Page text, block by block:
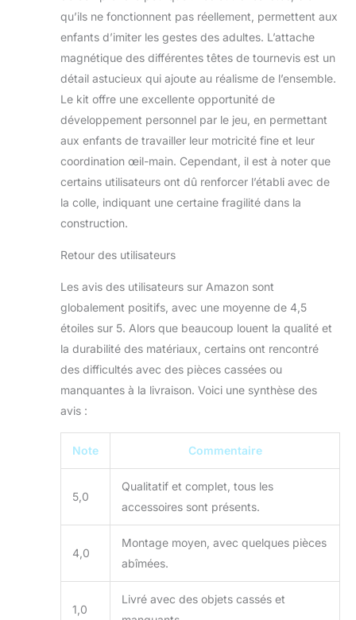
assemblant, les jouets
de construction pour
enfants favorisent les
réflexion critique des
enfants, la résolution
de problèmes et seront
un éclaireur de la
l'ingénierie dans le
développement
précoce de l'enfant.
été finement traitée, le
bord est lisse et sans
pas la main de l'enfant.
Le banc à outils pour
jeunes enfants est
teinté avec une
sans danger pour le
corps humain. Cadeau
idéal. Le banc de travail
pour les jeunes enfants
est conçu pour les
est un excellent cadeau
pour les garçons et les
Noël, Pâques, le Nouvel
qu’ils ne fonctionnent pas réellement, permettent aux
enfants d’imiter les gestes des adultes. L’attache
magnétique des différentes têtes de tournevis est un
détail astucieux qui ajoute au réalisme de l’ensemble.
Le kit offre une excellente opportunité de
développement personnel par le jeu, en permettant
aux enfants de travailler leur motricité fine et leur
coordination œil-main. Cependant, il est à noter que
certains utilisateurs ont dû renforcer l’établi avec de
la colle, indiquant une certaine fragilité dans la
construction.
Retour des utilisateurs
Les avis des utilisateurs sur Amazon sont
globalement positifs, avec une moyenne de 4,5
étoiles sur 5. Alors que beaucoup louent la qualité et
la durabilité des matériaux, certains ont rencontré
des difficultés avec des pièces cassées ou
manquantes à la livraison. Voici une synthèse des
avis :
Note Commentaire
5,0
Qualitatif et complet, tous les
accessoires sont présents.
4,0
Montage moyen, avec quelques pièces
abîmées.
1,0
Livré avec des objets cassés et